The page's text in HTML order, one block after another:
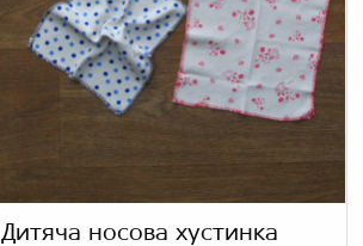
Дитяча носова хустинка